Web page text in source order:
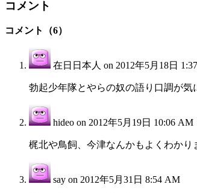
コメント
コメント（6）
在日日本人 on 2012年5月18日
勃起少年隊とやらの奴の語り口調が気
hideo on 2012年5月19日 10:06 AM
梶北や鳥飼、今津なんかもよくわかり
say on 2012年5月31日 8:54 AM